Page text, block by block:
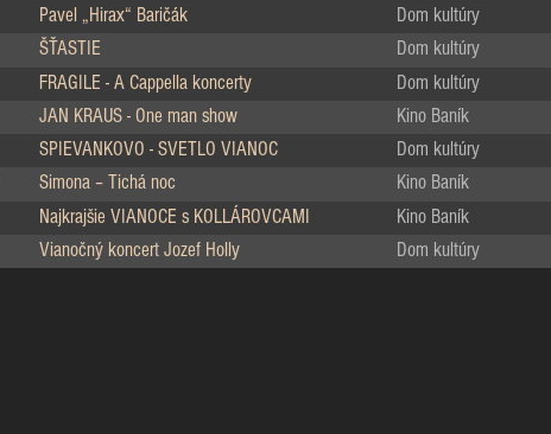
Pavel „Hirax“ Baričák Dom kultúry
ŠŤASTIE Dom kultúry
FRAGILE - A Cappella koncerty Dom kultúry
JAN KRAUS - One man show Kino Baník
SPIEVANKOVO - SVETLO VIANOC Dom kultúry
Simona – Tichá noc Kino Baník
Najkrajšie VIANOCE s KOLLÁROVCAMI Kino Baník
Vianočný koncert Jozef Holly Dom kultúry